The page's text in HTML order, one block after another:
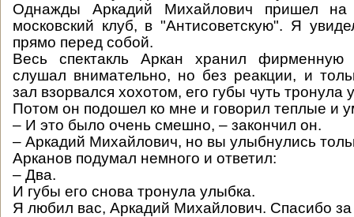
Однажды Аркадий Михайлович пришел на
московский клуб, в "Антисоветскую". Я
прямо перед собой.
Весь спектакль Аркан хранил фирменную
слушал внимательно, но без реакции, и
зал взорвался хохотом, его губы чуть тронула
Потом он подошел ко мне и говорил теплые и
– И это было очень смешно, – закончил он.
– Аркадий Михайлович, но вы улыбнулись
Арканов подумал немного и ответил:
– Два.
И губы его снова тронула улыбка.
Я любил вас, Аркадий Михайлович. Спасибо за